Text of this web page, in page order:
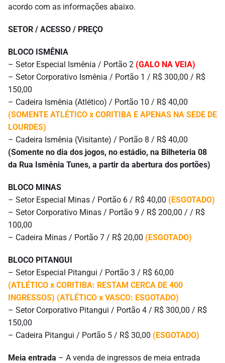
acordo com as informações abaixo.
SETOR / ACESSO / PREÇO
BLOCO ISMÊNIA
– Setor Especial Ismênia / Portão 2 (GALO NA VEIA)
– Setor Corporativo Ismênia / Portão 1 / R$ 300,00 / R$
150,00
– Cadeira Ismênia (Atlético) / Portão 10 / R$ 40,00
(SOMENTE ATLÉTICO x CORITIBA E APENAS NA SEDE DE
LOURDES)
– Cadeira Ismênia (Visitante) / Portão 8 / R$ 40,00
(Somente no dia dos jogos, no estádio, na Bilheteria 08
da Rua Ismênia Tunes, a partir da abertura dos portões)
BLOCO MINAS
– Setor Especial Minas / Portão 6 / R$ 40,00 (ESGOTADO)
– Setor Corporativo Minas / Portão 9 / R$ 200,00 / / R$
100,00
– Cadeira Minas / Portão 7 / R$ 20,00 (ESGOTADO)
BLOCO PITANGUI
– Setor Especial Pitangui / Portão 3 / R$ 60,00
(ATLÉTICO x CORITIBA: RESTAM CERCA DE 400
INGRESSOS) (ATLÉTICO x VASCO: ESGOTADO)
– Setor Corporativo Pitangui / Portão 4 / R$ 300,00 / R$
150,00
– Cadeira Pitangui / Portão 5 / R$ 30,00 (ESGOTADO)
Meia entrada – A venda de ingressos de meia entrada